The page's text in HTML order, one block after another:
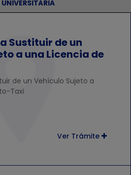
UNIVERSITÀRIA
Sustituir de un
a una Licencia de
de un Vehículo Sujeto a
Taxi
Ver Trámite